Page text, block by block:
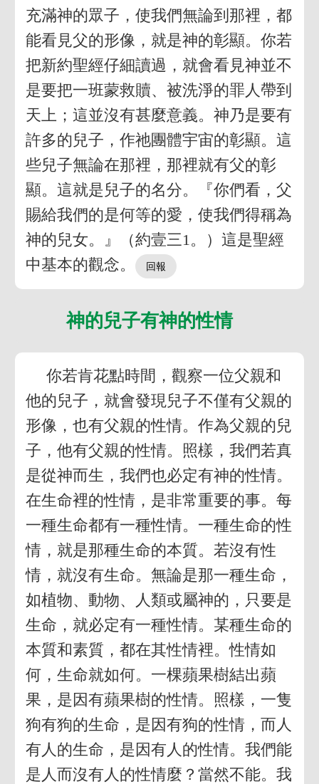
充滿神的眾子，使我們無論到那裡，都
能看見父的形像，就是神的彰顯。你若
把新約聖經仔細讀過，就會看見神並不
是要把一班蒙救贖、被洗淨的罪人帶到
天上；這並沒有甚麼意義。神乃是要有
許多的兒子，作祂團體宇宙的彰顯。這
些兒子無論在那裡，那裡就有父的彰
顯。這就是兒子的名分。『你們看，父
賜給我們的是何等的愛，使我們得稱為
神的兒女。』（約壹三1。）這是聖經
中基本的觀念。
神的兒子有神的性情
你若肯花點時間，觀察一位父親和
他的兒子，就會發現兒子不僅有父親的
形像，也有父親的性情。作為父親的兒
子，他有父親的性情。照樣，我們若真
是從神而生，我們也必定有神的性情。
在生命裡的性情，是非常重要的事。每
一種生命都有一種性情。一種生命的性
情，就是那種生命的本質。若沒有性
情，就沒有生命。無論是那一種生命，
如植物、動物、人類或屬神的，只要是
生命，就必定有一種性情。某種生命的
本質和素質，都在其性情裡。性情如
何，生命就如何。一棵蘋果樹結出蘋
果，是因有蘋果樹的性情。照樣，一隻
狗有狗的生命，是因有狗的性情，而人
有人的生命，是因有人的性情。我們能
是人而沒有人的性情麼？當然不能。我